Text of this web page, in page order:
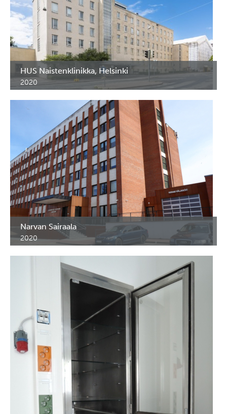
HUS Naistenklinikka, Helsinki
2020
HUS Naistenklinikan erikoiskalusteet ja hyllystöt.
Narvan Sairaala
2020
Narvan sairaalan ensihoito-osaston erikoiskalusteet. Narva,
Viro.